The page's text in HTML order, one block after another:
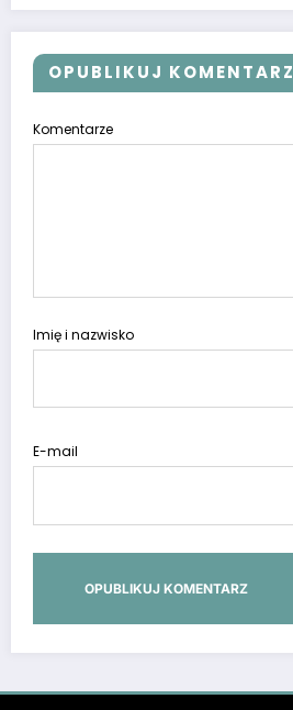
OPUBLIKUJ KOMENTARZ
Komentarze
Imię i nazwisko
E-mail